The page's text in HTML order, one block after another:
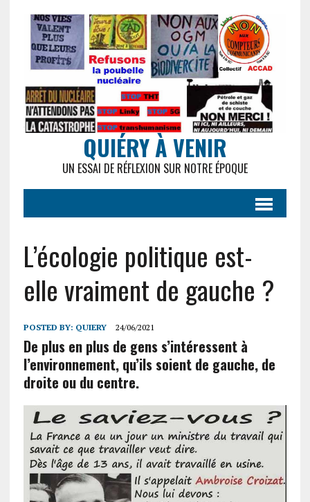
QUIÉRY À VENIR
UN ESSAI DE RÉFLEXION SUR NOTRE ÉPOQUE
L’écologie politique est-
elle vraiment de gauche ?
POSTED BY: QUIERY 24/06/2021
De plus en plus de gens s’intéressent à
l’environnement, qu’ils soient de gauche, de
droite ou du centre.